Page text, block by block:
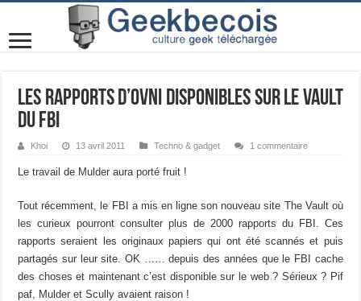
Les rapports d’OVNI disponibles sur le Vault
du FBI
Khoi 13 avril 2011 Techno & gadget 1 commentaire
Le travail de Mulder aura porté fruit !
Tout récemment, le FBI a mis en ligne son nouveau site The Vault où
les curieux pourront consulter plus de 2000 rapports du FBI. Ces
rapports seraient les originaux papiers qui ont été scannés et puis
partagés sur leur site. OK …… depuis des années que le FBI cache
des choses et maintenant c’est disponible sur le web ? Sérieux ? Pif
paf, Mulder et Scully avaient raison !